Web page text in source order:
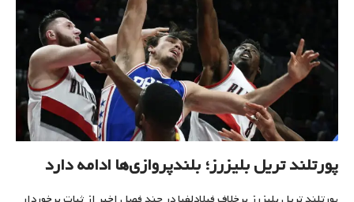
پورتلند تریل بلیزرز؛ بلندپروازی‌ها ادامه دارد